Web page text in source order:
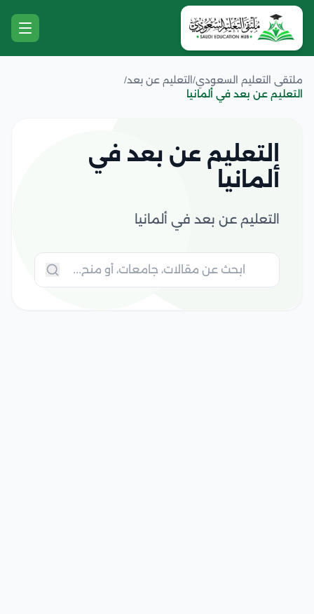
ملتقى التعليم السعودي/ التعليم عن بعد/
التعليم عن بعد في ألمانيا
التعليم عن بعد في
ألمانيا
التعليم عن بعد في ألمانيا